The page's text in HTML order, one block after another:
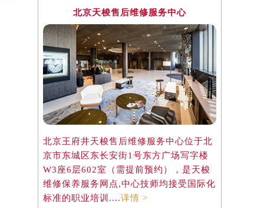
北京天梭售后维修服务中心
北京王府井天梭售后维修服务中心位于北
京市东城区东长安街1号东方广场写字楼
W3座6层602室（需提前预约），是天梭
维修保养服务网点,中心技师均接受国际化
标准的职业培训....详情 >